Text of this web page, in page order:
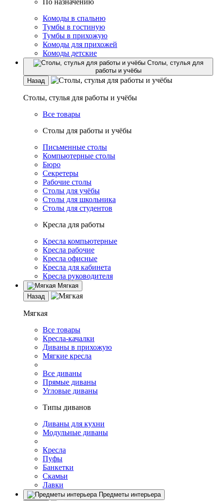
По назначению
Комоды в спальню
Тумбы в гостиную
Тумбы в прихожую
Комоды для прихожей
Комоды детские
Столы, стулья для
работы и учёбы
Назад
Столы, стулья для работы и учёбы
Все товары
Столы для работы и учёбы
Письменные столы
Компьютерные столы
Бюро
Секретеры
Рабочие столы
Столы для учёбы
Столы для школьника
Столы для студентов
Кресла для работы
Кресла компьютерные
Кресла рабочие
Кресла офисные
Кресла для кабинета
Кресла руководителя
Мягкая
Назад
Мягкая
Все товары
Кресла-качалки
Диваны в прихожую
Мягкие кресла
Все диваны
Прямые диваны
Угловые диваны
Типы диванов
Диваны для кухни
Модульные диваны
Кресла
Пуфы
Банкетки
Скамьи
Лавки
Предметы интерьера